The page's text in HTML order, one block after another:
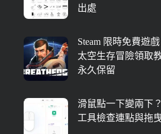
出處
Steam 限時免費遊戲
太空生存冒險領取
永久保留
滑鼠點一下變兩下
工具檢查連點與拖